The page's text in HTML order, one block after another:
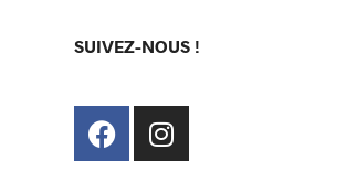
SUIVEZ-NOUS !